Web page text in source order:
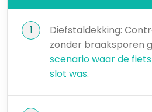
Diefstaldekking:
zonder braaksporen
scenario waar de
slot was.